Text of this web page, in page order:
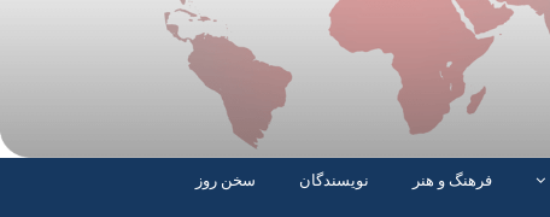
فرهنگ و هنر نویسندگان
سخن روز